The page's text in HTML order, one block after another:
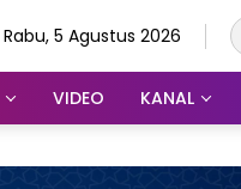
Rabu, 5 Agustus 2026
VIDEO KANAL